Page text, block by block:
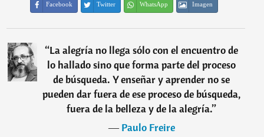
Facebook Twitter WhatsApp Imagen
“La alegría no llega sólo con el encuentro de
lo hallado sino que forma parte del proceso
de búsqueda. Y enseñar y aprender no se
pueden dar fuera de ese proceso de búsqueda,
fuera de la belleza y de la alegría.”
―Paulo Freire